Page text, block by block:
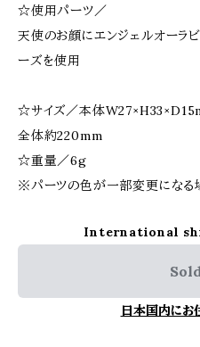
☆使用パーツ／
天使のお顔にエンジェルオーラ
ーズを使用
☆サイズ／本体
全体約220mm
☆重量／6g
※パーツの色が一部変更になる
International
日本国内にお